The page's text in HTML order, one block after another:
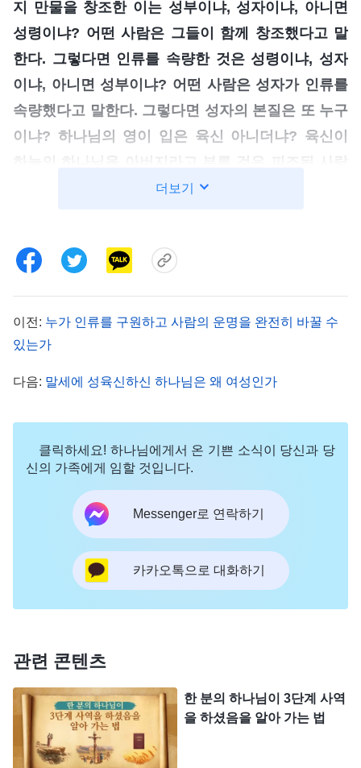
지 만물을 창조한 이는 성부이냐, 성자이냐, 아니면
성령이냐? 어떤 사람은 그들이 함께 창조했다고 말
한다. 그렇다면 인류를 속량한 것은 성령이냐, 성자
이냐, 아니면 성부이냐? 어떤 사람은 성자가 인류를
속량했다고 말한다. 그렇다면 성자의 본질은 또 누구
이냐? 하나님의 영이 입은 육신 아니더냐? 육신이
의 입장에 서서 말한 것이다. 너는 예수가 성령으로
분이다. 그는 하나님의 영이 입은 육신이기 때문이
의 영이 행한 사역이고, 하나님 자신이 행한 사역이
다. 다시 말해, 하나님의 영이 행한 사역이라는 것이
예수에게 역사한 분은 성령 아니더냐? 성령(하나님
의 영)이 역사한 것이 아니라면 그가 행한 사역이 하
나님 자신을 대변할 수 있겠느냐?』(＜말씀ㆍ1권 하
나님의 현현과 사역ㆍ삼위일체의 하나님이 존재하는가?＞
하나님은 확실하고 명확하게 말씀하셨습니
다. 하나님은 유일하신 참하나님으로, 하나님의 영은
한 분뿐이고, 하나님의 위격 역시 하나뿐입니다. 성
부, 성자, 성령으로 이루어진 세 위격이란 말은 아예
영, 즉 성령만이 계셨죠. 하나님께서 천지 만물을 창
다. 그렇다면 하나님의 영은 유일하신 참하나님이 아
닙니까? 율법시대에 사역하실 때, 하나님께서는 직
접 사람을 사용하셨습니다. 그 당시에는 ‘아들’ 이라
더보기
이전: 누가 인류를 구원하고 사람의 운명을 완전히 바꿀 수
있는가
다음: 말세에 성육신하신 하나님은 왜 여성인가
클릭하세요! 하나님에게서 온 기쁜 소식이 당신과 당
신의 가족에게 임할 것입니다.
Messenger로 연락하기
카카오톡으로 대화하기
관련 콘텐츠
한 분의 하나님이 3단계 사역
을 하셨음을 알아 가는 법